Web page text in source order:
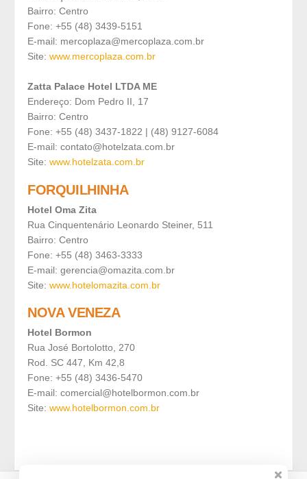
Bairro: Centro
Fone: +55 (48) 3439-5151
E-mail: mercoplaza@mercoplaza.com.br
Site: www.mercoplaza.com.br
Zatta Palace Hotel LTDA ME
Endereço: Dom Pedro II, 17
Bairro: Centro
Fone: +55 (48) 3437-1822 | (48) 9127-6084
E-mail: contato@hotelzata.com.br
Site: www.hotelzata.com.br
FORQUILHINHA
Hotel Oma Zita
Rua Cinquentenário Leonardo Steiner, 511
Bairro: Centro
Fone: +55 (48) 3463-3333
E-mail: gerencia@omazita.com.br
Site: www.hotelomazita.com.br
NOVA VENEZA
Hotel Bormon
Rua José Bortolotto, 270
Rod. SC 447, Km 42,8
Fone: +55 (48) 3436-5470
E-mail: comercial@hotelbormon.com.br
Site: www.hotelbormon.com.br